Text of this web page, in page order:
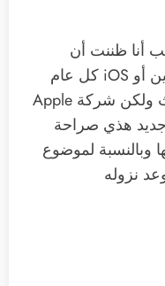
أنا ظننت أن
التحديثات تأتي كل سنتين أو iOS كل عام
كل عامين تصدر تحديث ولكن شركة Apple
هذي صراحة
وبالنسبة لموضوع